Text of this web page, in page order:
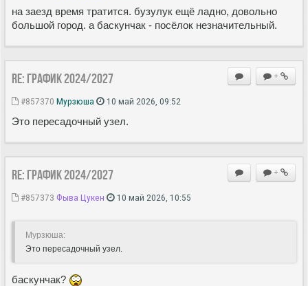
на заезд время тратится. бузулук ещё ладно, довольно
большой город. а баскунчак - посёлок незначительный.
+
Re: ГРАФИК 2024/2027
#857370 Мурзюша 10 май 2026, 09:52
Это пересадочный узел.
+
Re: ГРАФИК 2024/2027
#857373 Фыва Цукен 10 май 2026, 10:55
Мурзюша:
Это пересадочный узел.
баскунчак?